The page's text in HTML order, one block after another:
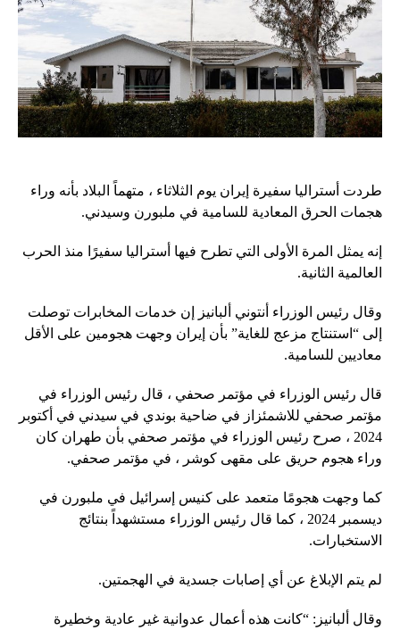
طردت أستراليا سفيرة إيران يوم الثلاثاء ، متهماً البلاد بأنه وراء
هجمات الحرق المعادية للسامية في ملبورن وسيدني.
إنه يمثل المرة الأولى التي تطرح فيها أستراليا سفيرًا منذ الحرب
العالمية الثانية.
وقال رئيس الوزراء أنتوني ألبانيز إن خدمات المخابرات توصلت
إلى “استنتاج مزعج للغاية” بأن إيران وجهت هجومين على الأقل
معاديين للسامية.
قال رئيس الوزراء في مؤتمر صحفي ، قال رئيس الوزراء في
مؤتمر صحفي للاشمئزاز في ضاحية بوندي في سيدني في أكتوبر
2024 ، صرح رئيس الوزراء في مؤتمر صحفي بأن طهران كان
وراء هجوم حريق على مقهى كوشر ، في مؤتمر صحفي.
كما وجهت هجومًا متعمد على كنيس إسرائيل في ملبورن في
ديسمبر 2024 ، كما قال رئيس الوزراء مستشهداً بنتائج
الاستخبارات.
لم يتم الإبلاغ عن أي إصابات جسدية في الهجمتين.
وقال ألبانيز: “كانت هذه أعمال عدوانية غير عادية وخطيرة